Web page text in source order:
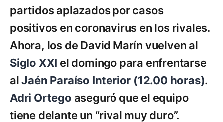
partidos aplazados por casos
positivos en coronavirus en los rivales.
Ahora, los de David Marín vuelven al
Siglo XXI el domingo para enfrentarse
alJaén Paraíso Interior (12.00 horas).
Adri Ortego aseguró que el equipo
tiene delante un “rival muy duro”.